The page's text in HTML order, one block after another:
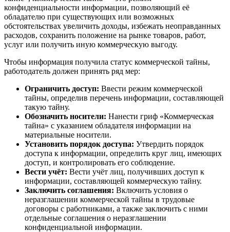
конфиденциальности информации, позволяющий её
обладателю при существующих или возможных
обстоятельствах увеличить доходы, избежать неоправданных
расходов, сохранить положение на рынке товаров, работ,
услуг или получить иную коммерческую выгоду.
Чтобы информация получила статус коммерческой тайны,
работодатель должен принять ряд мер:
Ограничить доступ: Ввести режим коммерческой
тайны, определив перечень информации, составляющей
такую тайну.
Обозначить носители: Нанести гриф «Коммерческая
тайна» с указанием обладателя информации на
материальные носители.
Установить порядок доступа: Утвердить порядок
доступа к информации, определить круг лиц, имеющих
доступ, и контролировать его соблюдение.
Вести учёт: Вести учёт лиц, получивших доступ к
информации, составляющей коммерческую тайну.
Заключить соглашения: Включить условия о
неразглашении коммерческой тайны в трудовые
договоры с работниками, а также заключить с ними
отдельные соглашения о неразглашении
конфиденциальной информации.